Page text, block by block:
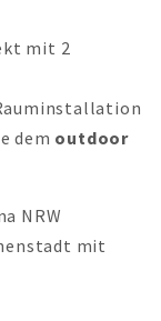
mit 2
dem outdoor
NRW
mit